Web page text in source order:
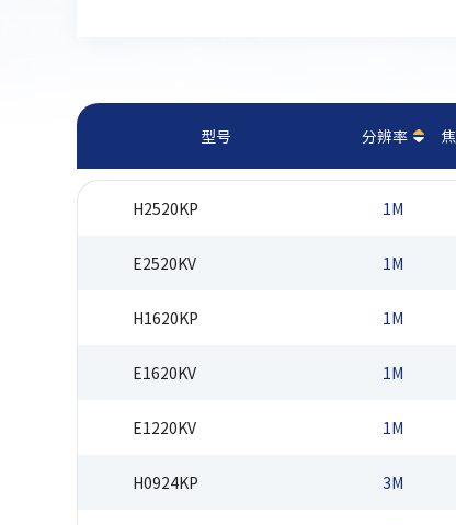
型号 分辨率
H2520KP 1M
E2520KV 1M
H1620KP 1M
E1620KV 1M
E1220KV 1M
H0924KP 3M